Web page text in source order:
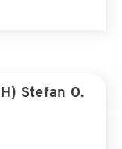
Stefan O.